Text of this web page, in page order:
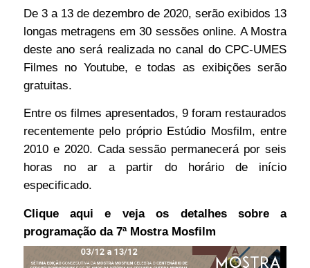
De 3 a 13 de dezembro de 2020, serão exibidos 13
longas metragens em 30 sessões online. A Mostra
deste ano será realizada no canal do CPC-UMES
Filmes no Youtube, e todas as exibições serão
gratuitas.
Entre os filmes apresentados, 9 foram restaurados
recentemente pelo próprio Estúdio Mosfilm, entre
2010 e 2020. Cada sessão permanecerá por seis
horas no ar a partir do horário de início
especificado.
Clique aqui e veja os detalhes sobre a
programação da 7ª Mostra Mosfilm